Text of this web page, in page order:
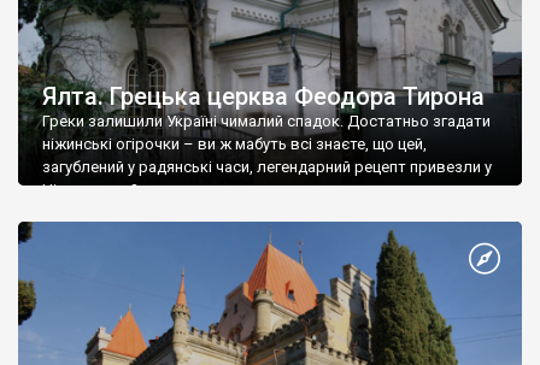
Ялта. Грецька церква Феодора Тирона
Греки залишили Україні чималий спадок. Достатньо згадати
ніжинські огірочки – ви ж мабуть всі знаєте, що цей,
загублений у радянські часи, легендарний рецепт привезли у
Ніжин греки?